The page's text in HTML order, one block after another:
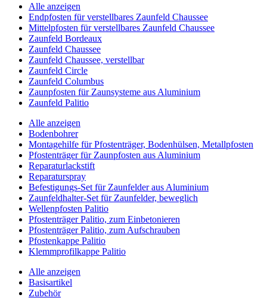
Alle anzeigen
Endpfosten für verstellbares Zaunfeld Chaussee
Mittelpfosten für verstellbares Zaunfeld Chaussee
Zaunfeld Bordeaux
Zaunfeld Chaussee
Zaunfeld Chaussee, verstellbar
Zaunfeld Circle
Zaunfeld Columbus
Zaunpfosten für Zaunsysteme aus Aluminium
Zaunfeld Palitio
Alle anzeigen
Bodenbohrer
Montagehilfe für Pfostenträger, Bodenhülsen, Metallpfosten
Pfostenträger für Zaunpfosten aus Aluminium
Reparaturlackstift
Reparaturspray
Befestigungs-Set für Zaunfelder aus Aluminium
Zaunfeldhalter-Set für Zaunfelder, beweglich
Wellenpfosten Palitio
Pfostenträger Palitio, zum Einbetonieren
Pfostenträger Palitio, zum Aufschrauben
Pfostenkappe Palitio
Klemmprofilkappe Palitio
Alle anzeigen
Basisartikel
Zubehör